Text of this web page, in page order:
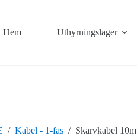
Hem Uthyrningslager
/ Kabel - 1-fas / Skarvkabel 10m